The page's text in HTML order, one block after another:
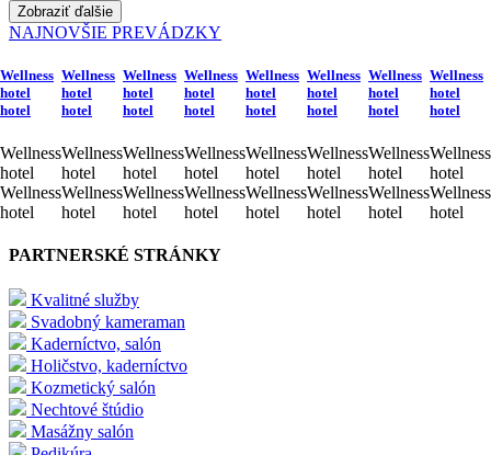
Zobraziť ďalšie
NAJNOVŠIE PREVÁDZKY
Wellness
hotel
hotel
Wellness
hotel
Wellness
hotel
Wellness
hotel
hotel
Wellness
hotel
Wellness
hotel
Wellness
hotel
hotel
Wellness
hotel
Wellness
hotel
Wellness
hotel
hotel
Wellness
hotel
Wellness
hotel
Wellness
hotel
hotel
Wellness
hotel
Wellness
hotel
Wellness
hotel
hotel
Wellness
hotel
Wellness
hotel
Wellness
hotel
hotel
Wellness
hotel
Wellness
hotel
Wellness
hotel
hotel
Wellness
hotel
Wellness
hotel
PARTNERSKÉ STRÁNKY
Kvalitné služby
Svadobný kameraman
Kaderníctvo, salón
Holičstvo, kaderníctvo
Kozmetický salón
Nechtové štúdio
Masážny salón